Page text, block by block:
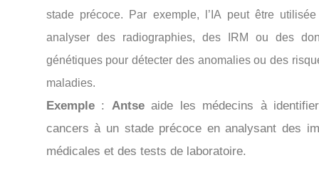
stade précoce. Par exemple, l’IA peut être
analyser des radiographies, des IRM ou des
génétiques pour détecter des anomalies ou des
maladies.
Exemple: Antseaide les médecins à
cancers à un stade précoce en analysant des
médicales et des tests de laboratoire.